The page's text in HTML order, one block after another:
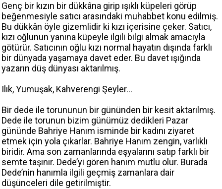
Genç bir kızın bir dükkâna girip ışıklı küpeleri görüp
beğenmesiyle satıcı arasındaki muhabbet konu edilmiş.
Bu dükkân öyle gizemlidir ki kızı içerisine çeker. Satıcı,
kızı oğlunun yanına küpeyle ilgili bilgi almak amacıyla
götürür. Satıcının oğlu kızı normal hayatın dışında farklı
bir dünyada yaşamaya davet eder. Bu davet ışığında
yazarın düş dünyası aktarılmış.
Ilık, Yumuşak, Kahverengi Şeyler…
Bir dede ile torununun bir gününden bir kesit aktarılmış.
Dede ile torunun bizim günümüz dedikleri Pazar
gününde Bahriye Hanım isminde bir kadını ziyaret
etmek için yola çıkarlar. Bahriye Hanım zengin, varlıklı
biridir. Ama son zamanlarında eşyalarını satıp farklı bir
semte taşınır. Dede’yi gören hanım mutlu olur. Burada
Dede’nin hanımla ilgili geçmiş zamanlara dair
düşünceleri dile getirilmiştir.